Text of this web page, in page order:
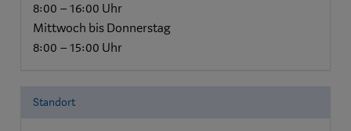
8:00 – 16:00 Uhr
Mittwoch bis Donnerstag
8:00 – 15:00 Uhr
Standort